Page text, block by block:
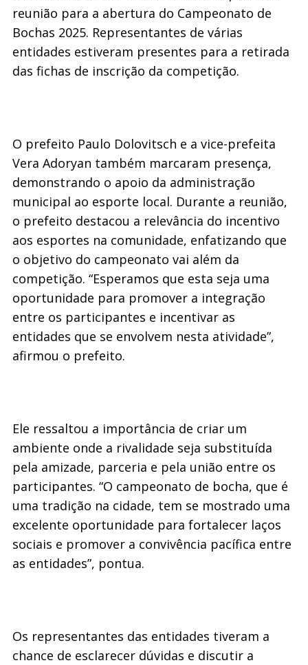
reunião para a abertura do Campeonato de
Bochas 2025. Representantes de várias
entidades estiveram presentes para a retirada
das fichas de inscrição da competição.
O prefeito Paulo Dolovitsch e a vice-prefeita
Vera Adoryan também marcaram presença,
demonstrando o apoio da administração
municipal ao esporte local. Durante a reunião,
o prefeito destacou a relevância do incentivo
aos esportes na comunidade, enfatizando que
o objetivo do campeonato vai além da
competição. “Esperamos que esta seja uma
oportunidade para promover a integração
entre os participantes e incentivar as
entidades que se envolvem nesta atividade”,
afirmou o prefeito.
Ele ressaltou a importância de criar um
ambiente onde a rivalidade seja substituída
pela amizade, parceria e pela união entre os
participantes. “O campeonato de bocha, que é
uma tradição na cidade, tem se mostrado uma
excelente oportunidade para fortalecer laços
sociais e promover a convivência pacífica entre
as entidades”, pontua.
Os representantes das entidades tiveram a
chance de esclarecer dúvidas e discutir a